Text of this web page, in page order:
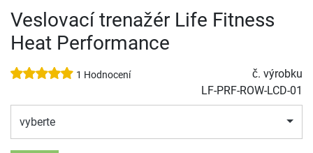
Veslovací trenažér Life Fitness
Heat Performance
1 Hodnocení
č. výrobku
LF-PRF-ROW-LCD-01
vyberte